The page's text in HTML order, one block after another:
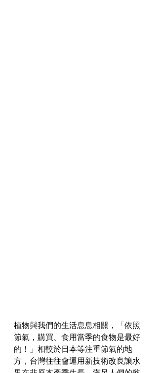
植物與我們的生活息息相關，「依照
節氣，購買、食用當季的食物是最好
的！」相較於日本等注重節氣的地
方，台灣往往會運用新技術改良讓水